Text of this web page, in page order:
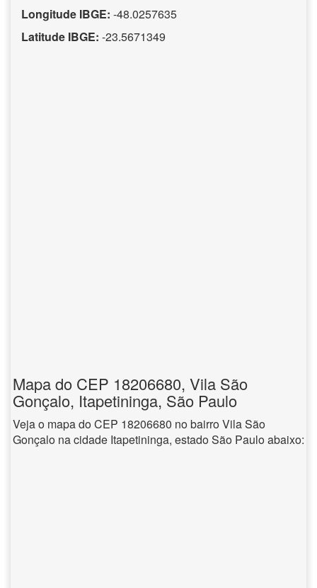
Longitude IBGE: -48.0257635
Latitude IBGE: -23.5671349
Mapa do CEP 18206680, Vila São
Gonçalo, Itapetininga, São Paulo
Veja o mapa do CEP 18206680 no bairro Vila São
Gonçalo na cidade Itapetininga, estado São Paulo abaixo: